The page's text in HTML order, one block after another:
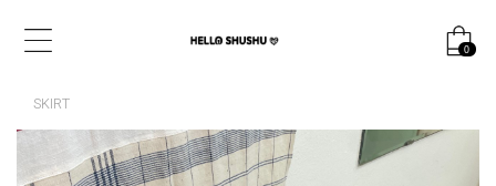
0
SKIRT